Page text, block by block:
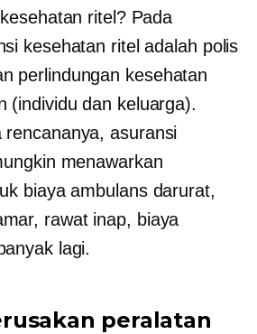
ritel? Pada
kesehatan ritel adalah polis
perlindungan kesehatan
(individu dan keluarga).
rencananya, asuransi
menawarkan
biaya ambulans darurat,
rawat inap, biaya
lagi.
peralatan